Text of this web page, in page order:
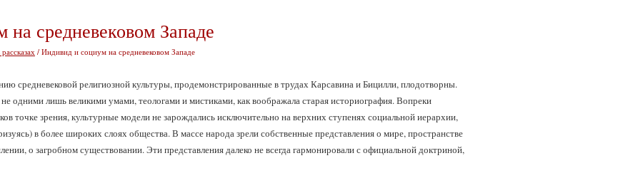
средневековом Западе
/ Индивид и социум на средневековом Западе
средневековой религиозной культуры, продемонстрированные в трудах Карсавина и Бицилли, плодотворны.
одними лишь великими умами, теологами и мистиками, как воображала старая историография. Вопреки
точке зрения, культурные модели не зарождались исключительно на верхних ступенях социальной иерархии,
в более широких слоях общества. В массе народа зрели собственные представления о мире, пространстве
о загробном существовании. Эти представления далеко не всегда гармонировали с официальной доктриной,